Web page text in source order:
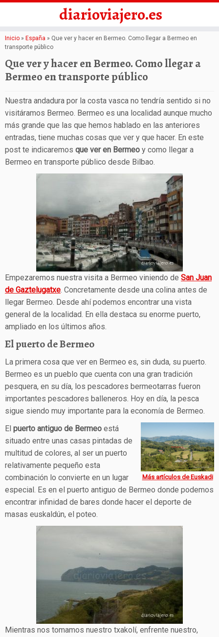
Saltar
al
contenido
diarioviajero.es
Inicio » España » Que ver y hacer en Bermeo. Como llegar a Bermeo en
transporte público
Que ver y hacer en Bermeo. Como llegar a
Bermeo en transporte público
Nuestra andadura por la costa vasca no tendría sentido si no
visitáramos Bermeo. Bermeo es una localidad aunque mucho
más grande que las que hemos hablado en las anteriores
entradas, tiene muchas cosas que ver y que hacer. En este
post te indicaremos que ver en Bermeo y como llegar a
Bermeo en transporte público desde Bilbao.
Empezaremos nuestra visita a Bermeo viniendo de San Juan
de Gaztelugatxe. Concretamente desde una colina antes de
llegar Bermeo. Desde ahí podemos encontrar una vista
general de la localidad. En ella destaca su enorme puerto,
ampliado en los últimos años.
El puerto de Bermeo
La primera cosa que ver en Bermeo es, sin duda, su puerto.
Bermeo es un pueblo que cuenta con una gran tradición
pesquera, en su día, los pescadores bermeotarras fueron
importantes pescadores balleneros. Hoy en día, la pesca
sigue siendo muy importante para la economía de Bermeo.
Más artículos de Euskadi
El puerto antiguo de Bermeo está
situado entre unas casas pintadas de
multitud de colores, al ser un puerto
relativamente pequeño esta
combinación lo convierte en un lugar
especial. Es en el puerto antiguo de Bermeo donde podemos
encontrar infinidad de bares donde hacer el deporte de
masas euskaldún, el poteo.
Mientras nos tomamos nuestro txakolí, enfrente nuestro,